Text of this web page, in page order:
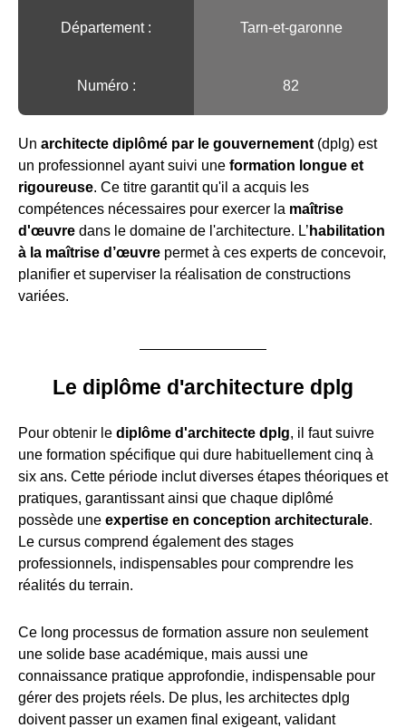
Département : Tarn-et-garonne
Numéro : 82
Un architecte diplômé par le gouvernement (dplg) est
un professionnel ayant suivi une formation longue et
rigoureuse. Ce titre garantit qu'il a acquis les
compétences nécessaires pour exercer la maîtrise
d'œuvre dans le domaine de l'architecture. L’ habilitation
à la maîtrise d’œuvre permet à ces experts de concevoir,
planifier et superviser la réalisation de constructions
variées.
Le diplôme d'architecture dplg
Pour obtenir le diplôme d'architecte dplg, il faut suivre
une formation spécifique qui dure habituellement cinq à
six ans. Cette période inclut diverses étapes théoriques et
pratiques, garantissant ainsi que chaque diplômé
possède une expertise en conception architecturale.
Le cursus comprend également des stages
professionnels, indispensables pour comprendre les
réalités du terrain.
Ce long processus de formation assure non seulement
une solide base académique, mais aussi une
connaissance pratique approfondie, indispensable pour
gérer des projets réels. De plus, les architectes dplg
doivent passer un examen final exigeant, validant